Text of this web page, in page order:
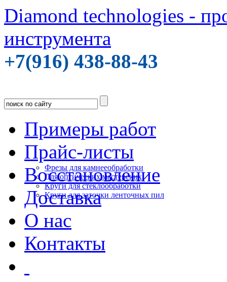
Diamond technologies -
инструмента
+7(916) 438-88-43
Примеры работ
Прайс-листы
Фрезы для камнееобработки
Для оптических мастерских
Круги для стеклообработки
Круги для заточки ленточных пил
Восстановление
Доставка
О нас
Контакты